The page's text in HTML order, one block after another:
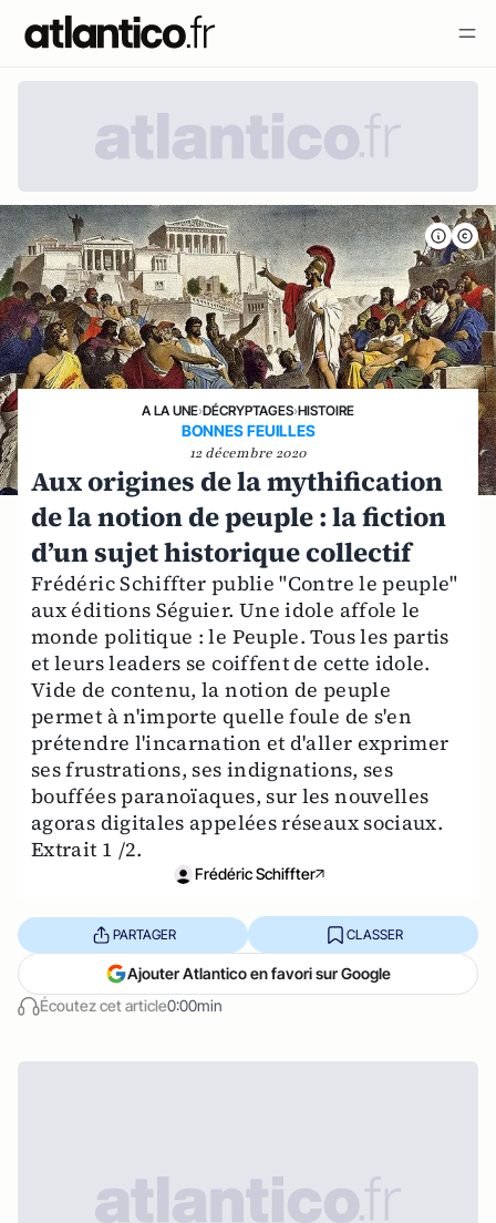
A LA UNE›DÉCRYPTAGES›HISTOIRE
BONNES FEUILLES
12 décembre 2020
Aux origines de la mythification
de la notion de peuple : la fiction
d’un sujet historique collectif
Frédéric Schiffter publie "Contre le peuple"
aux éditions Séguier. Une idole affole le
monde politique : le Peuple. Tous les partis
et leurs leaders se coiffent de cette idole.
Vide de contenu, la notion de peuple
permet à n'importe quelle foule de s'en
prétendre l'incarnation et d'aller exprimer
ses frustrations, ses indignations, ses
bouffées paranoïaques, sur les nouvelles
agoras digitales appelées réseaux sociaux.
Extrait 1 /2.
Frédéric Schiffter
Écoutez cet article0:00min
PARTAGER CLASSER
Ajouter Atlantico en favori sur Google